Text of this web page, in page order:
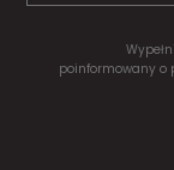
poinformowany o